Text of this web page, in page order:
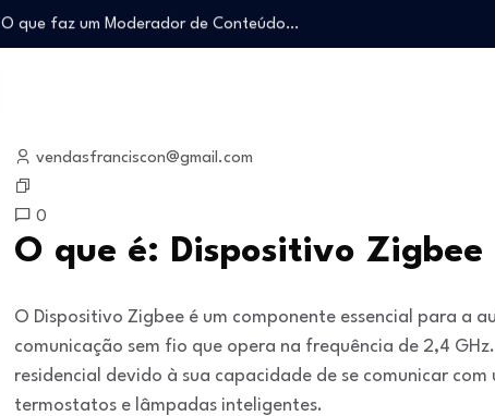
O que faz um Moderador de Conteúdo…
Como ser um Afiliado de Sucesso trabalhando…
O que faz um Moderador de Conteúdo…
Como ser um Afiliado de Sucesso trabalhando…
Como dar Aulas Particulares Online e viver…
vendasfranciscon@gmail.com
0
O que é: Dispositivo Zigbee
O Dispositivo Zigbee é um componente essencial para a
comunicação sem fio que opera na frequência de 2,4
residencial devido à sua capacidade de se comunicar
termostatos e lâmpadas inteligentes.